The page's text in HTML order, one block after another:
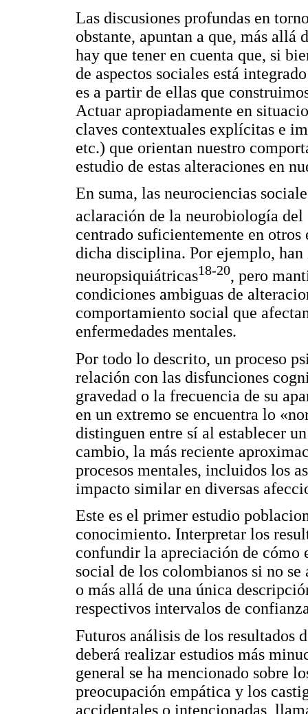
Las discusiones profundas en
obstante, apuntan a que, más
hay que tener en cuenta que, si
de aspectos sociales está
es a partir de ellas que
Actuar apropiadamente en
claves contextuales explícitas e
etc.) que orientan nuestro
estudio de estas alteraciones en
En suma, las neurociencias
aclaración de la neurobiología del
centrado suficientemente en
dicha disciplina. Por ejemplo,
neuropsiquiátricas18-20, pero
condiciones ambiguas de
comportamiento social que
enfermedades mentales.
Por todo lo descrito, un proceso
relación con las disfunciones
gravedad o la frecuencia de su
en un extremo se encuentra lo
distinguen entre sí al establecer
cambio, la más reciente
procesos mentales, incluidos los
impacto similar en diversas
Este es el primer estudio
conocimiento. Interpretar los
confundir la apreciación de cómo
social de los colombianos si no
o más allá de una única
respectivos intervalos de
Futuros análisis de los resultados
deberá realizar estudios más
general se ha mencionado sobre
preocupación empática y los
accidentales o intencionadas,